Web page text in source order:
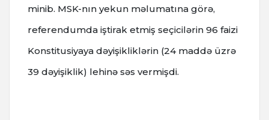
minib. MSK-nın yekun məlumatına görə,
referendumda iştirak etmiş seçicilərin 96 faizi
Konstitusiyaya dəyişikliklərin (24 maddə üzrə
39 dəyişiklik) lehinə səs vermişdi.